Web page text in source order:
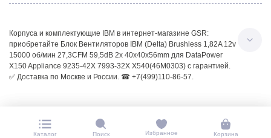
Корпуса и комплектующие IBM в интернет-магазине GSR:
приобретайте Блок Вентиляторов IBM (Delta) Brushless 1,82A 12v
15000 об/мин 27,3CFM 59,5dB 2x 40x40x56mm для DataPower
X150 Appliance 9235-42X 7993-32X X540(46M0303) с гарантией.
✅ Доставка по Москве и России. ☎ +7(499)110-86-57.
Каталог Поиск Избранное Корзина